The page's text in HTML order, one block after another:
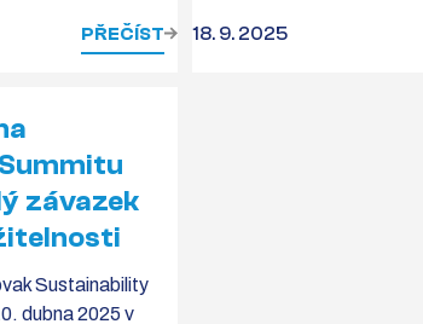
PŘEČÍST 18. 9. 2025
závazek
Sustainability
dubna 2025 v